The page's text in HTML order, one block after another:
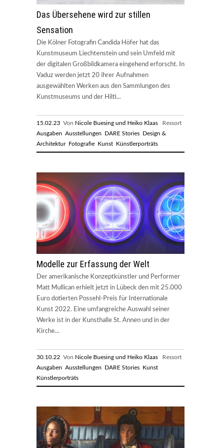
Das Übersehene wird zur stillen
Sensation
Die Kölner Fotografin Candida Höfer hat das
Kunstmuseum Liechtenstein und sein Umfeld mit
der digitalen Großbildkamera eingehend erforscht. In
Vaduz werden jetzt 20 ihrer Aufnahmen
ausgewählten Werken aus den Sammlungen des
Kunstmuseums und der Hilti...
15.02.23 Von Nicole Buesing und Heiko Klaas Ressort
Ausgaben Ausstellungen DARE Stories Design &
Architektur Fotografie Kunst Künstlerporträts
Modelle zur Erfassung der Welt
Der amerikanische Konzeptkünstler und Performer
Matt Mullican erhielt jetzt in Lübeck den mit 25.000
Euro dotierten Possehl-Preis für Internationale
Kunst 2022. Eine umfangreiche Auswahl seiner
Werke ist in der Kunsthalle St. Annen und in der
Kirche...
30.10.22 Von Nicole Buesing und Heiko Klaas Ressort
Ausgaben Ausstellungen DARE Stories Kunst
Künstlerporträts